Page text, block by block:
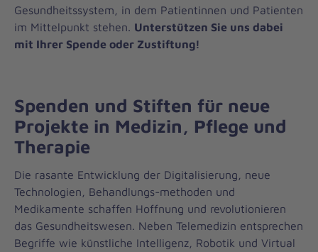
Gesundheitssystem, in dem Patientinnen und Patienten
im Mittelpunkt stehen. Unterstützen Sie uns dabei
mit Ihrer Spende oder Zustiftung!
Spenden und Stiften für neue
Projekte in Medizin, Pflege und
Therapie
Die rasante Entwicklung der Digitalisierung, neue
Technologien, Behandlungs-methoden und
Medikamente schaffen Hoffnung und revolutionieren
das Gesundheitswesen. Neben Telemedizin entsprechen
Begriffe wie künstliche Intelligenz, Robotik und Virtual